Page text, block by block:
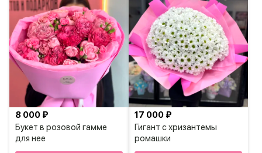
Букет в розовой гамме
для нее
8 000 ₽
Гигант с хризантемы
ромашки
17 000 ₽